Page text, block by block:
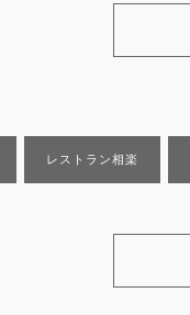
レストラン相楽